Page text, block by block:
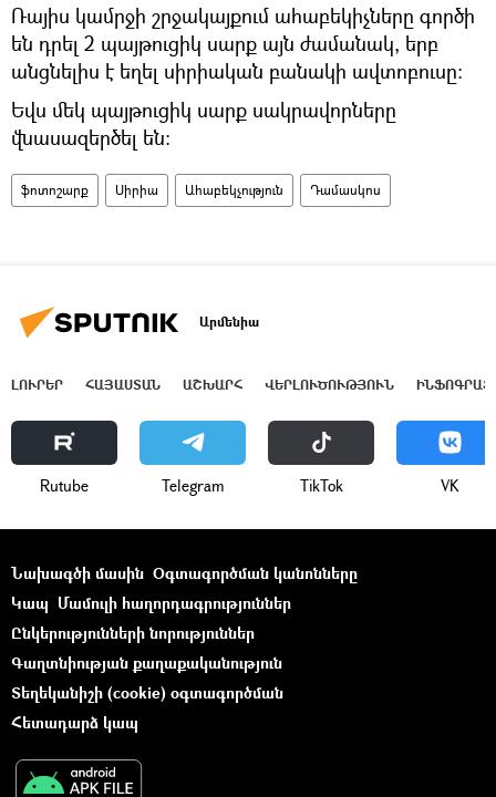
Ռայիս կամրջի շրջակայքում ահաբեկիչները գործի
են դրել 2 պայթուցիկ սարք այն ժամանակ, երբ
անցնելիս է եղել սիրիական բանակի ավտոբուսը։
Եվս մեկ պայթուցիկ սարք սակրավորները
վնասազերծել են։
ֆոտոշարք Սիրիա Ահաբեկչություն Դամասկոս
Արմենիա
ԼՈՒՐԵՐ ՀԱՅԱՍՏԱՆ ԱՇԽԱՐՀ ՎԵՐԼՈՒԾՈՒԹՅՈՒՆ
Rutube Telegram ТikТоk VK
Նախագծի մասին Օգտագործման կանոնները
Կապ Մամուլի հաղորդագրություններ
Ընկերությունների նորություններ
Գաղտնիության քաղաքականություն
Տեղեկանիշի (cookie) օգտագործման
Հետադարձ կապ